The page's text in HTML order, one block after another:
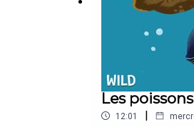
Les
12:01 |